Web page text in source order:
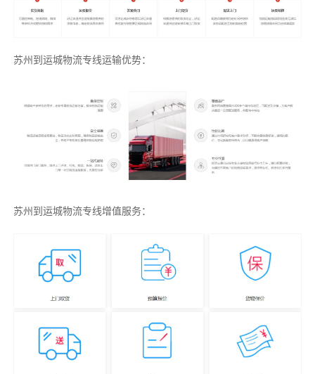
苏州到运城物流专线运输优势：
苏州到运城物流专线增值服务：